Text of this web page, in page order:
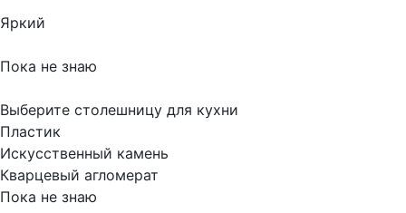
Яркий
Пока не знаю
Выберите столешницу для кухни
Пластик
Искусственный камень
Кварцевый агломерат
Пока не знаю